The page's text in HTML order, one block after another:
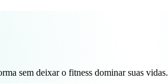
sem deixar o fitness dominar suas vidas.